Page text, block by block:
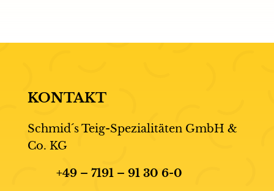
KONTAKT
Schmid´s Teig-Spezialitäten GmbH &
Co. KG
+49 – 7191 – 91 30 6-0